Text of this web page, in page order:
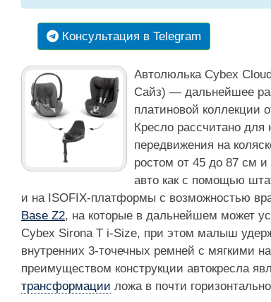
Консультация в Telegram
Автолюлька Cybex
Сайз) — дальнейшее
платиновой коллекции
Кресло рассчитано для
передвижения на
ростом от 45 до 87 см
авто как с помощью
и на ISOFIX-платформы с возможностью
Base Z2, на которые в дальнейшем может
Cybex Sirona T i-Size, при этом малыш
внутренних 3-точечных ремней с мягкими
преимуществом конструкции автокресла
трансформации ложа в почти